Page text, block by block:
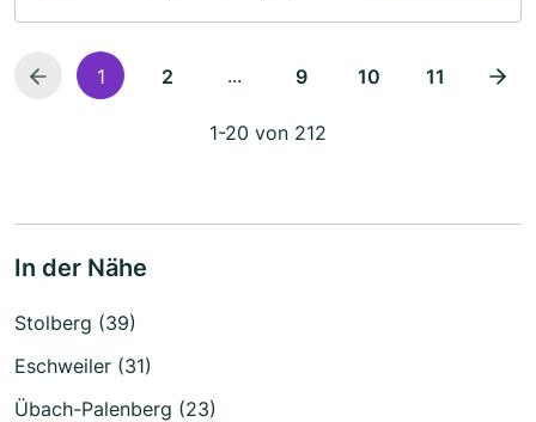
1 2 ... 9 10 11
1-20 von 212
In der Nähe
Stolberg (39)
Eschweiler (31)
Übach-Palenberg (23)